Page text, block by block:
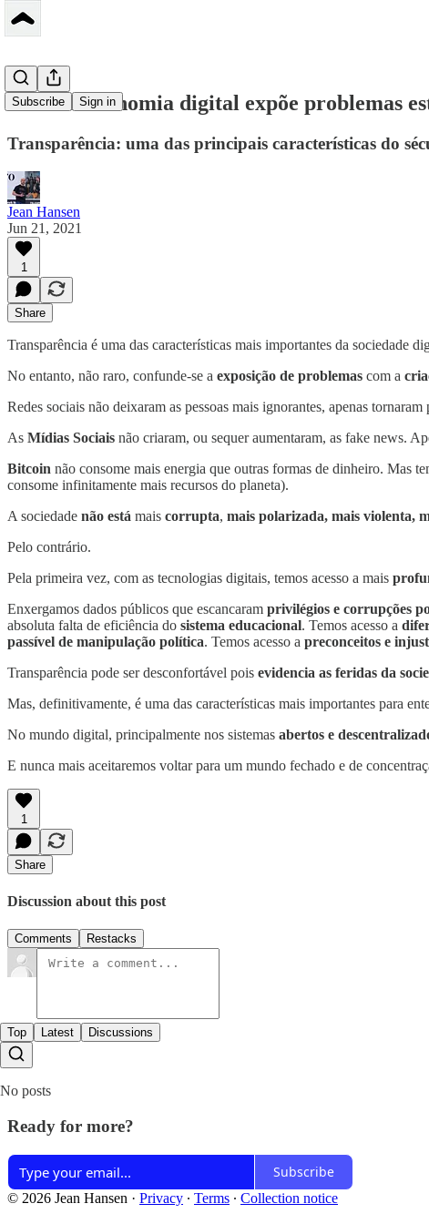
Subscribe Sign in
Como a economia digital expõe problemas
Transparência: uma das principais características do
Jean Hansen
Jun 21, 2021
1
Share
Transparência é uma das características mais importantes da sociedade
No entanto, não raro, confunde-se a exposição de problemas com a
Redes sociais não deixaram as pessoas mais ignorantes, apenas
As Mídias Sociais não criaram, ou sequer aumentaram, as fake news.
Bitcoin não consome mais energia que outras formas de dinheiro. Mas
consome infinitamente mais recursos do planeta).
A sociedade não está mais corrupta, mais polarizada, mais violenta,
Pelo contrário.
Pela primeira vez, com as tecnologias digitais, temos acesso a mais
Enxergamos dados públicos que escancaram privilégios e corrupções
absoluta falta de eficiência do sistema educacional. Temos acesso a
passível de manipulação política. Temos acesso a preconceitos e
Transparência pode ser desconfortável pois evidencia as feridas da
Mas, definitivamente, é uma das características mais importantes para
No mundo digital, principalmente nos sistemas abertos e
E nunca mais aceitaremos voltar para um mundo fechado e de
1
Share
Discussion about this post
Comments Restacks
Top Latest Discussions
No posts
Ready for more?
Subscribe
© 2026 Jean Hansen · Privacy ∙ Terms ∙ Collection notice